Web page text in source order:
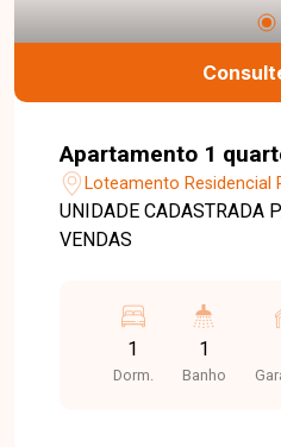
Apartamento 1
Loteamento Residencial
UNIDADE CADASTRADA
VENDAS
1
Dorm.
1
Banho